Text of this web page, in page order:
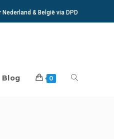
& België via DPD
Blog 0 Toggle